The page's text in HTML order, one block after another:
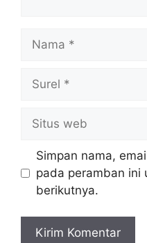
web
Simpan nama,
pada peramban ini
berikutnya.